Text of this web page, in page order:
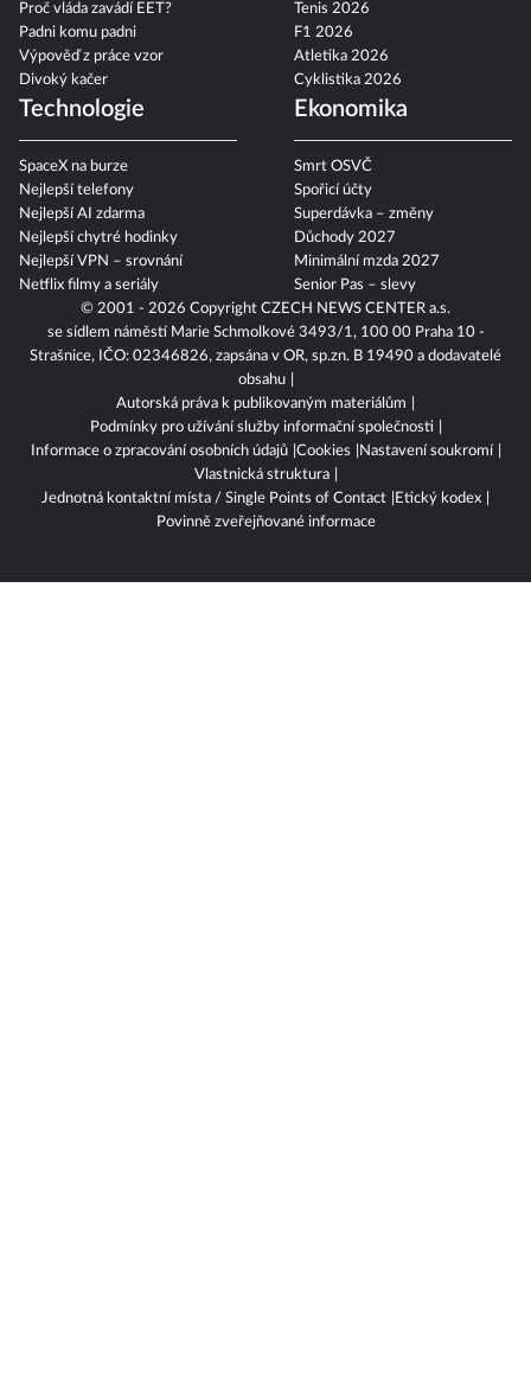
© 2001 - 2026 Copyright CZECH NEWS CENTER a.s.
se sídlem náměstí Marie Schmolkové 3493/1, 100 00 Praha 10 -
Strašnice, IČO: 02346826, zapsána v OR, sp.zn. B 19490 a dodavatelé
obsahu
Autorská práva k publikovaným materiálům
Podmínky pro užívání služby informační společnosti
Informace o zpracování osobních údajů Cookies
Nastavení soukromí
Vlastnická struktura
Jednotná kontaktní místa / Single Points of Contact
Etický kodex
Povinně zveřejňované informace
Proč vláda zavádí EET?
Padni komu padni
Výpověď z práce vzor
Divoký kačer
Tenis 2026
F1 2026
Atletika 2026
Cyklistika 2026
Technologie
SpaceX na burze
Nejlepší telefony
Nejlepší AI zdarma
Nejlepší chytré hodinky
Nejlepší VPN – srovnání
Netflix filmy a seriály
Ekonomika
Smrt OSVČ
Spořicí účty
Superdávka – změny
Důchody 2027
Minimální mzda 2027
Senior Pas – slevy